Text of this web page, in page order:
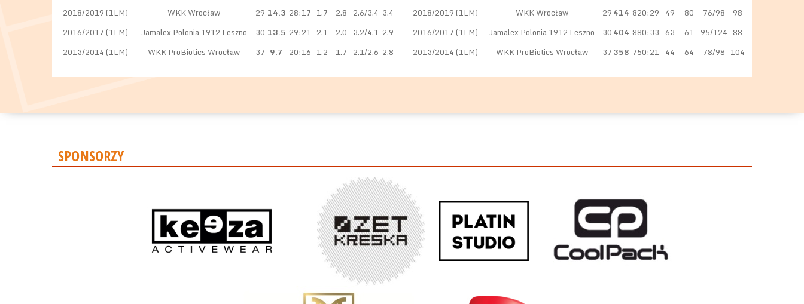
2018/2019 (1LM)
WKK Wrocław 29414 820:29 49 80 76/98
98
2016/2017 (1LM)
Jamalex Polonia 1912 Leszno 30404 880:33 63 61 95/124 88
2013/2014 (1LM)
WKK ProBiotics Wrocław 37358 750:21 44 64 78/98 104
2018/2019 (1LM)
WKK Wrocław 29 14.3 28:17 1.7 2.8 2.6/3.4 3.4
2016/2017 (1LM)
Jamalex Polonia 1912 Leszno 30 13.5 29:21 2.1 2.0 3.2/4.1 2.9
2013/2014 (1LM)
WKK ProBiotics Wrocław 37 9.7 20:16 1.2 1.7 2.1/2.6 2.8
SPONSORZY